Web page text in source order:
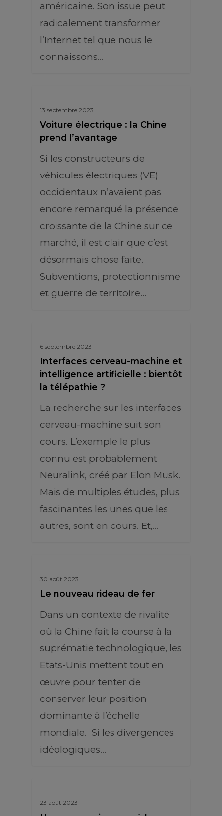
américaine. Son issue peut
radicalement transformer
l’Internet tel que nous le
connaissons…
13 septembre 2023
Voiture électrique : la Chine
prend l’avantage
Si les constructeurs de
véhicules électriques (VE)
occidentaux n’avaient pas
encore remarqué la présence
croissante de la Chine sur ce
marché, il est clair que c’est
désormais chose faite.
Subventions, protectionnisme
et guerre de territoire…
6 septembre 2023
Interfaces cerveau-machine et
intelligence artificielle : bientôt
la télépathie ?
La recherche sur les interfaces
cerveau-machine suit son
cours. L’exemple le plus
connu est probablement
Neuralink, créé par Elon Musk.
Mais de multiples études, plus
fascinantes les unes que les
autres, sont en cours. Et,…
30 août 2023
Le nouveau rideau de fer
Dans un contexte de rivalité
où la Chine fait la course à la
suprématie technologique, les
Etats-Unis mettent tout en
œuvre pour tenter de
conserver leur position
dominante à l’échelle
mondiale. Si les divergences
idéologiques…
23 août 2023